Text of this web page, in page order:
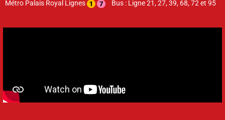
Métro Palais Royal Lignes
Bus : Ligne 21, 27, 39, 68, 72 et 95